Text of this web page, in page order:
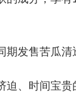
期发售苦瓜清
迫、时间宝贵